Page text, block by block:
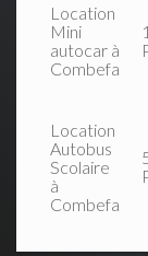
Location
Mini
autocar à
Combefa
Location
Autobus
Scolaire
à
Combefa